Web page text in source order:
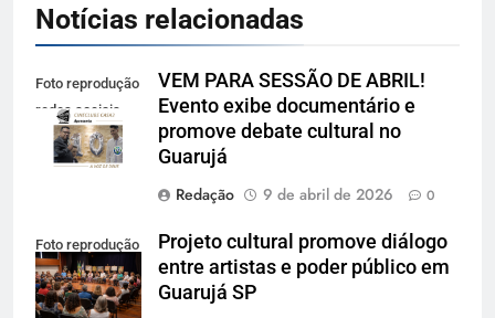
Notícias relacionadas
Foto reprodução
redes sociais
VEM PARA SESSÃO DE ABRIL!
Evento exibe documentário e
promove debate cultural no
Guarujá
Redação
9 de abril de 2026 0
Foto reprodução
Projeto cultural promove diálogo
entre artistas e poder público em
Guarujá SP